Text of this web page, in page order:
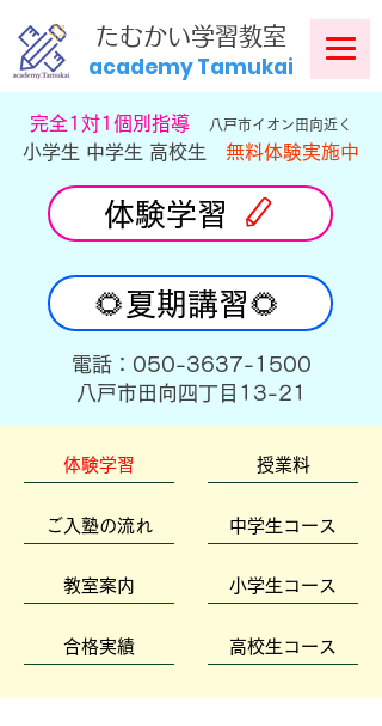
​たむかい学習教室
academy Tamukai
​完全1対1個別指導 八戸市イオン田向近く
小学生 中学生 高校生 無料体験実施中
体験学習
🌻夏期講習🌻
​電話：050-3637-1500
​八戸市田向四丁目13-21
体験学習
ご入塾の流れ
教室案内
合格実績
授業料
中学生コース
小学生コース
高校生コース